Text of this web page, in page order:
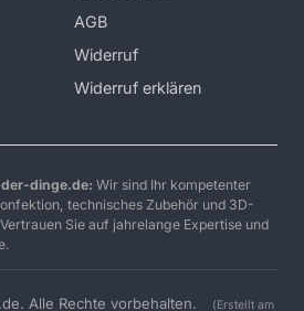
AGB
Widerruf
Widerruf erklären
dinge.de: Wir sind Ihr kompetenter
technisches Zubehör und 3D-
Sie auf jahrelange Expertise und
Alle Rechte vorbehalten. (Erstellt am